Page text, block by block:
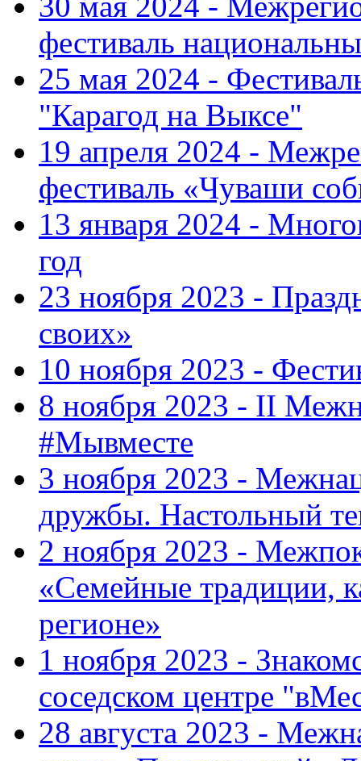
фестиваль
25 мая 2024 -
"Карагод на Выксе"
19 апреля 2024 -
фестиваль «Чуваши
13 января 2024 -
год
23 ноября 2023 -
своих»
10 ноября 2023 -
8 ноября 2023 - II
#Мывместе
3 ноября 2023 -
дружбы. Настольный
2 ноября 2023 -
«Семейные традиции,
регионе»
1 ноября 2023 -
соседском центре
28 августа 2023 -